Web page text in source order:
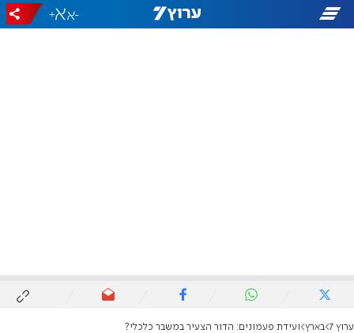
-
+
ערוץ 7 בארץ ועידת פעמונים: הדור הצעיר במשבר כלכלי?